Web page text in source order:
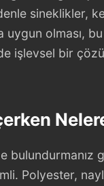
sineklikler,
uygun olması,
işlevsel bir
Polyester,